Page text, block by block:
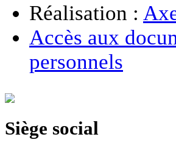
Réalisation :
Accès aux
personnels
Siège social